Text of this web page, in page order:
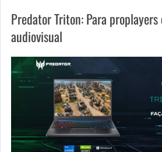
Predator Triton: Para
audiovisual